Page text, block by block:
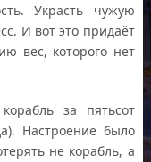
Украсть чужую
И вот это придаёт
вес, которого нет
за пятьсот
Настроение было
не корабль, а